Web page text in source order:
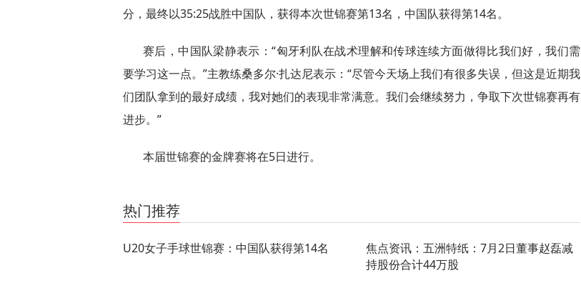
分，最终以35:25战胜中国队，获得本次世锦赛第13名，中国队获得第14名。
赛后，中国队梁静表示：“匈牙利队在战术理解和传球连续方面做得比我们好，我们需
要学习这一点。”主教练桑多尔·扎达尼表示：“尽管今天场上我们有很多失误，但这是近期我
们团队拿到的最好成绩，我对她们的表现非常满意。我们会继续努力，争取下次世锦赛再有
进步。”
本届世锦赛的金牌赛将在5日进行。
热门推荐
U20女子手球世锦赛：中国队获得第14名
焦点资讯：五洲特纸：7月2日董事赵磊减
持股份合计44万股